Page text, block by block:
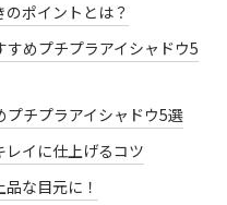
ポイントとは？
すめプチプラアイシャドウ5
プチプラアイシャドウ5選
レイに仕上げるコツ
な目元に！